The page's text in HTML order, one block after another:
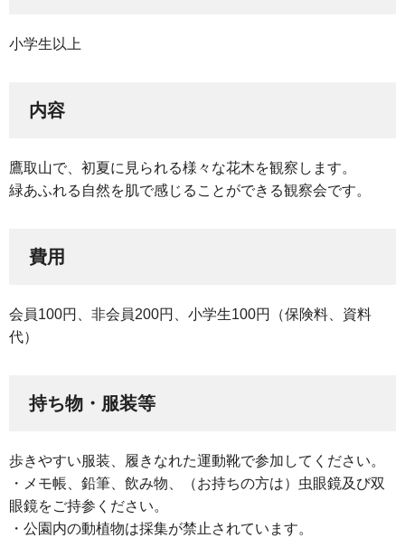
小学生以上
内容
鷹取山で、初夏に見られる様々な花木を観察します。
緑あふれる自然を肌で感じることができる観察会です。
費用
会員100円、非会員200円、小学生100円（保険料、資料
代）
持ち物・服装等
歩きやすい服装、履きなれた運動靴で参加してください。
・メモ帳、鉛筆、飲み物、（お持ちの方は）虫眼鏡及び双
眼鏡をご持参ください。
・公園内の動植物は採集が禁止されています。